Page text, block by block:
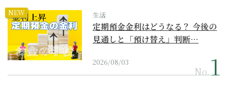
NEW 生活
定期預金金利はどうなる？ 今後の
見通しと「預け替え」判断…
2026/08/03
No.